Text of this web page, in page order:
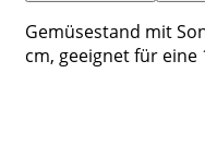
Gemüsestand mit
cm, geeignet für eine